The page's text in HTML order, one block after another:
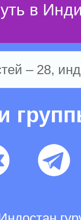
в
– 28,